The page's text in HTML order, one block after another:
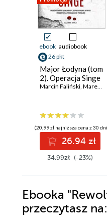
ebook audiobook
26 pkt
Major Łodyna (tom
2). Operacja Singe
Marcin Faliński, Marek Kozubal
(20,99 zł najniższa cena z 30
26.94 zł
34.99zł (-23%)
Ebooka
przeczytasz na: